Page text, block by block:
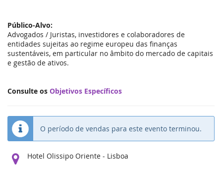
Público-Alvo:
Advogados / Juristas, investidores e colaboradores de
entidades sujeitas ao regime europeu das finanças
sustentáveis, em particular no âmbito do mercado de capitais
e gestão de ativos.
Consulte os Objetivos Específicos
O período de vendas para este evento terminou.
Onde
Hotel Olissipo Oriente - Lisboa